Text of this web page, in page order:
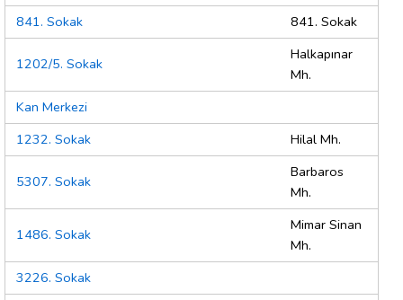
841. Sokak
841. Sokak
1202/5. Sokak
Halkapınar
Mh.
Kan Merkezi
1232. Sokak
Hilal Mh.
5307. Sokak
Barbaros
Mh.
1486. Sokak
Mimar Sinan
Mh.
3226. Sokak